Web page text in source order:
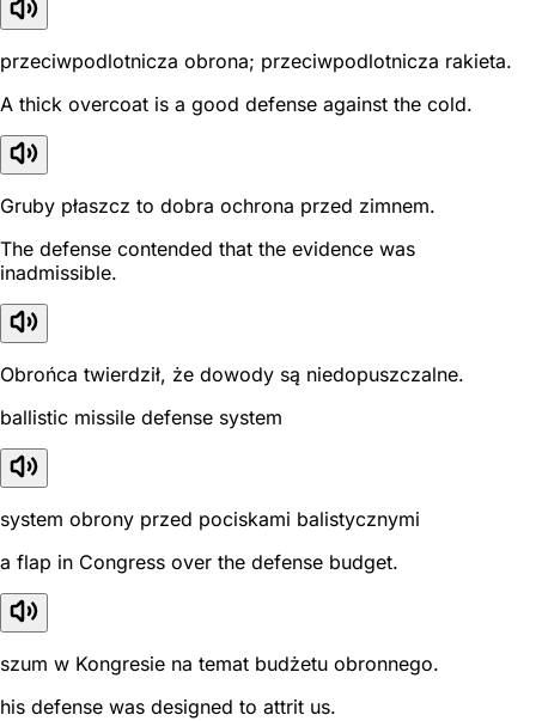
przeciwpodlotnicza obrona; przeciwpodlotnicza rakieta.
A thick overcoat is a good defense against the cold.
Gruby płaszcz to dobra ochrona przed zimnem.
The defense contended that the evidence was
inadmissible.
Obrońca twierdził, że dowody są niedopuszczalne.
ballistic missile defense system
system obrony przed pociskami balistycznymi
a flap in Congress over the defense budget.
szum w Kongresie na temat budżetu obronnego.
his defense was designed to attrit us.